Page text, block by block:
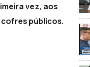
vez, aos
cofres públicos.